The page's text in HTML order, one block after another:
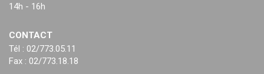
14h - 16h
CONTACT
Tél : 02/773.05.11
Fax : 02/773.18.18